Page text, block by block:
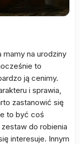
na urodziny
to
ją cenimy.
i sprawia,
zastanowić się
to być coś
do robienia
interesuje. Innym